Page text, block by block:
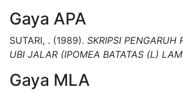
Gaya APA
SUTARI, . (1989). SKRIPSI PENGARUH
UBI JALAR (IPOMEA BATATAS (L)
Gaya MLA